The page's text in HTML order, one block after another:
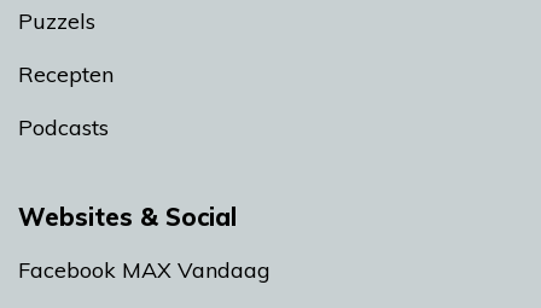
Puzzels
Recepten
Podcasts
Websites & Social
Facebook MAX Vandaag